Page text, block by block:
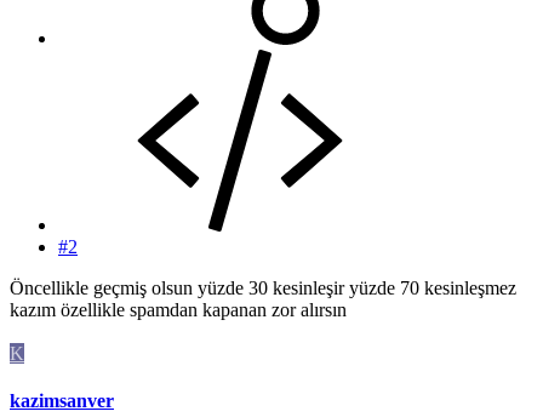
#2
Öncellikle geçmiş olsun yüzde 30 kesinleşir yüzde 70 kesinleşmez
kazım özellikle spamdan kapanan zor alırsın
K
kazimsanver